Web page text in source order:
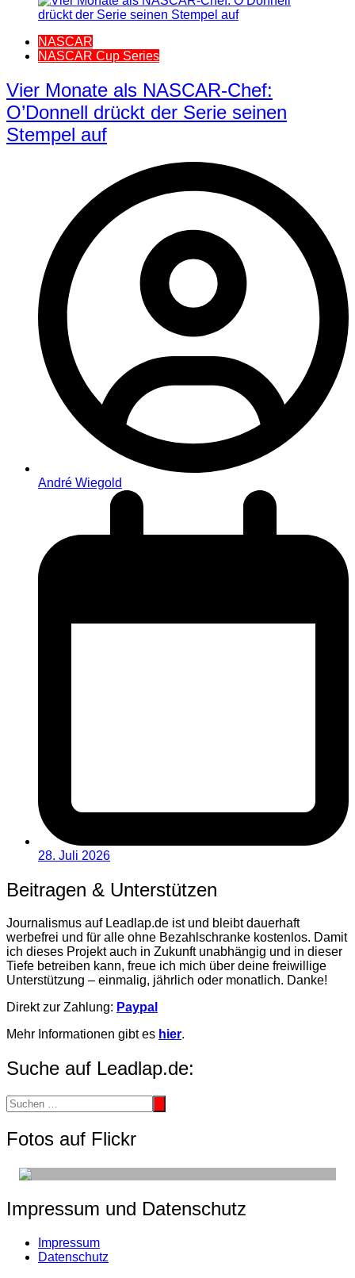
NASCAR
NASCAR Cup Series
Vier Monate als NASCAR-Chef:
O’Donnell drückt der Serie seinen
Stempel auf
André Wiegold
28. Juli 2026
Beitragen & Unterstützen
Journalismus auf Leadlap.de ist und bleibt dauerhaft
werbefrei und für alle ohne Bezahlschranke kostenlos. Damit
ich dieses Projekt auch in Zukunft unabhängig und in dieser
Tiefe betreiben kann, freue ich mich über deine freiwillige
Unterstützung – einmalig, jährlich oder monatlich. Danke!
Direkt zur Zahlung: Paypal
Mehr Informationen gibt es hier.
Suche auf Leadlap.de:
Fotos auf Flickr
Impressum und Datenschutz
Impressum
Datenschutz